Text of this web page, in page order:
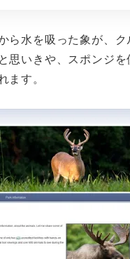
ら水を吸った象が、ク
思いきや、スポンジを
ます。